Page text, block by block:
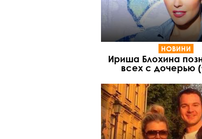
НОВИНИ
Ириша Блохина
всех с дочерью